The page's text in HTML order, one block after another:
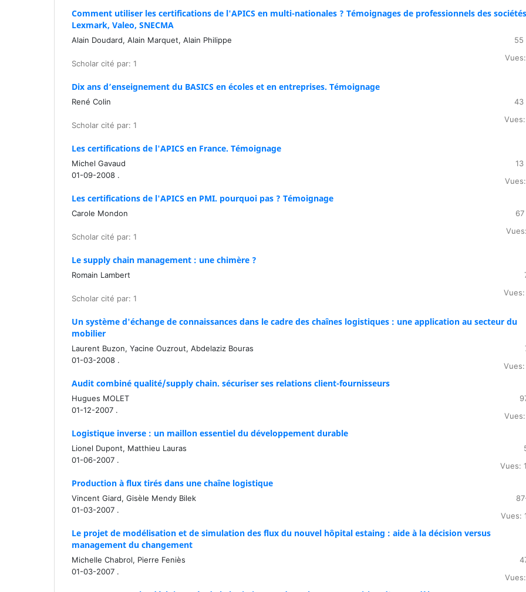
Comment utiliser les certifications de l'APICS en multi-nationales ? Témoignages de professionnels des sociétés
Lexmark, Valeo, SNECMA
Alain Doudard, Alain Marquet, Alain Philippe 55
Scholar cité par: 1
Dix ans d’enseignement du BASICS en écoles et en entreprises. Témoignage
René Colin 43
Scholar cité par: 1
Les certifications de l'APICS en France. Témoignage
Michel Gavaud
13
01-09-2008 .
Les certifications de l'APICS en PMI. pourquoi pas ? Témoignage
Carole Mondon
Scholar cité par: 1
Le supply chain management : une chimère ?
Romain Lambert
Scholar cité par: 1
Un système d'échange de connaissances dans le cadre des chaînes logistiques : une application au secteur du
mobilier
Laurent Buzon, Yacine Ouzrout, Abdelaziz Bouras
01-03-2008 .
Audit combiné qualité/supply chain. sécuriser ses relations client-fournisseurs
Hugues MOLET
01-12-2007 .
Logistique inverse : un maillon essentiel du développement durable
Lionel Dupont, Matthieu Lauras
01-06-2007 .
Vues:
Production à flux tirés dans une chaîne logistique
Vincent Giard, Gisèle Mendy Bilek
01-03-2007 .
Vues:
Le projet de modélisation et de simulation des flux du nouvel hôpital estaing : aide à la décision versus
management du changement
Michelle Chabrol, Pierre Feniès
01-03-2007 .